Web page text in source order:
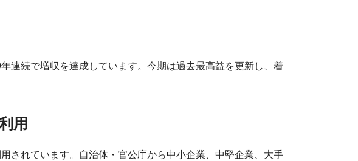
連続で増収を達成しています。今期は過去最高益を更新し、着
用
されています。自治体・官公庁から中小企業、中堅企業、大手